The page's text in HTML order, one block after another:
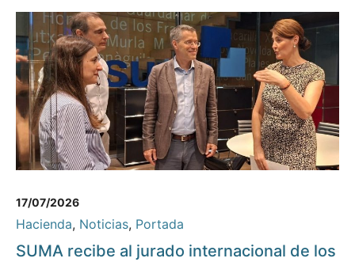
17/07/2026
Hacienda, Noticias, Portada
SUMA recibe al jurado internacional de los